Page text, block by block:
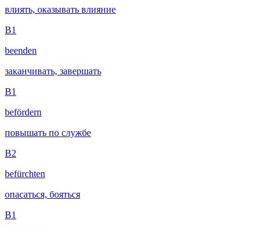
влиять, оказывать влияние
B1
beenden
заканчивать, завершать
B1
befördern
повышать по службе
B2
befürchten
опасаться, бояться
B1